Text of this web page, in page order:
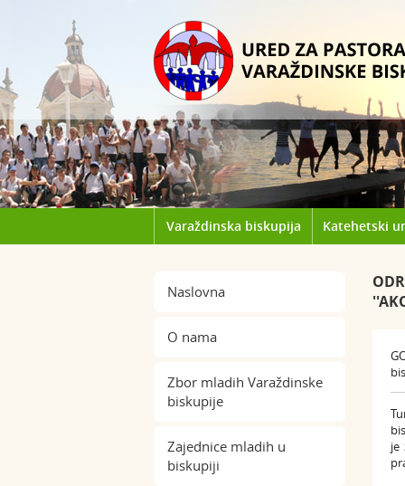
Varaždinska biskupija Katehetski
Naslovna
O nama
Zbor mladih Varaždinske
biskupije
Zajednice mladih u
biskupiji
je